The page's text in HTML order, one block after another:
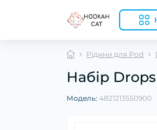
Рідини для Pod
Набір
Модель: 4821213550900